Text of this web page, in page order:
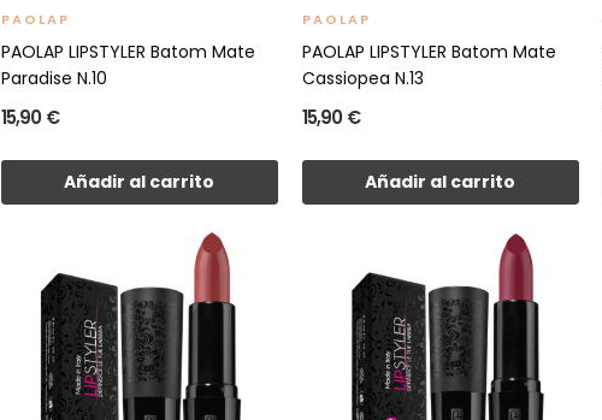
PAOLAP
PAOLAP LIPSTYLER Batom Mate
Paradise N.10
15,90 €
Añadir al carrito
PAOLAP
PAOLAP LIPSTYLER Batom Mate
Cassiopea N.13
15,90 €
Añadir al carrito